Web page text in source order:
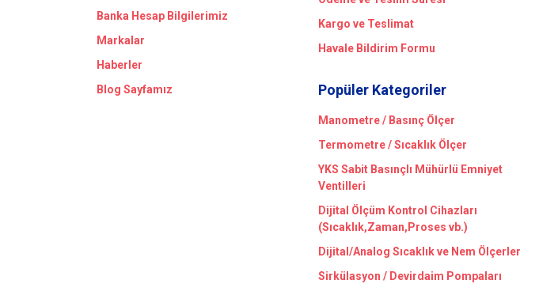
Banka Hesap Bilgilerimiz
Markalar
Haberler
Blog Sayfamız
Kargo ve Teslimat
Havale Bildirim Formu
Popüler Kategoriler
Manometre / Basınç Ölçer
Termometre / Sıcaklık Ölçer
YKS Sabit Basınçlı Mühürlü Emniyet
Ventilleri
Dijital Ölçüm Kontrol Cihazları
(Sıcaklık,Zaman,Proses vb.)
Dijital/Analog Sıcaklık ve Nem Ölçerler
Sirkülasyon / Devirdaim Pompaları